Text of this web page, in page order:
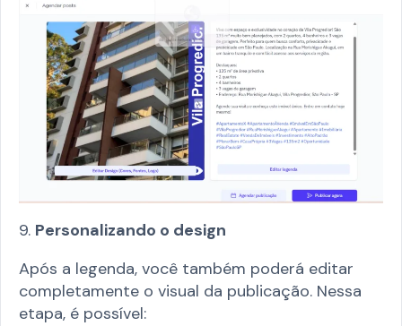
9. Personalizando o design
Após a legenda, você também poderá editar
completamente o visual da publicação. Nessa
etapa, é possível: